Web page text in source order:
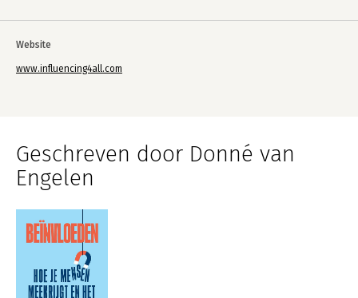
Website
www.influencing4all.com
Geschreven door Donné van
Engelen